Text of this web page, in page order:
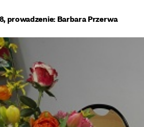
prowadzenie: Barbara Przerwa